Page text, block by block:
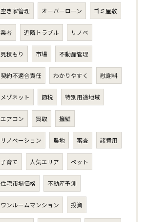
空き家管理 オーバーローン ゴミ屋敷
業者 近隣トラブル リノベ
見積もり 市場 不動産管理
契約不適合責任 わかりやすく 慰謝料
メゾネット 節税 特別用途地域
エアコン 買取 擁壁
リノベーション 農地 審査 諸費用
子育て 人気エリア ペット
住宅市場価格 不動産予測
ワンルームマンション 投資